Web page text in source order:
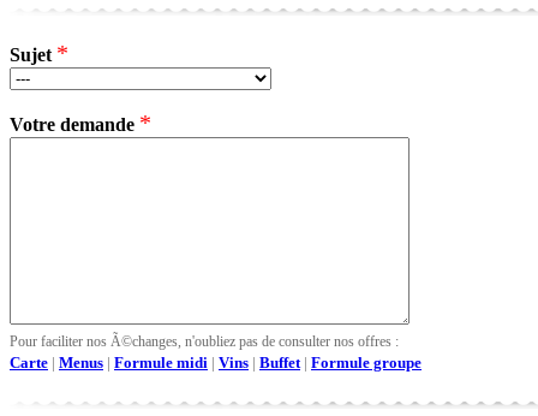
Sujet *
Votre demande *
Pour faciliter nos Ã©changes, n'oubliez pas de consulter nos offres :
Carte | Menus | Formule midi | Vins | Buffet| Formule groupe